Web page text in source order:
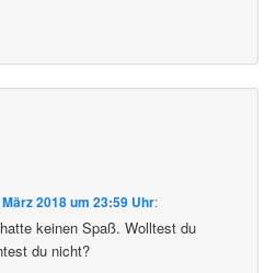
2018 um 23:59 Uhr:
keinen Spaß. Wolltest du
du nicht?